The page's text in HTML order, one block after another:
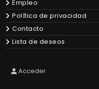
Empleo
Política de privacidad
Contacto
Lista de deseos
Acceder